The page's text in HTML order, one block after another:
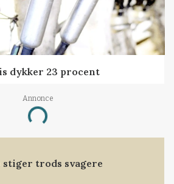
dykker 23 procent
Annonce
Loading...
stiger trods svagere